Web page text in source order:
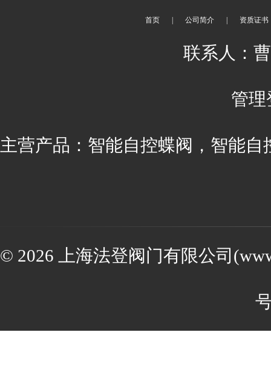
首页 公司简介 资质证书
联系人：
管理
主营产品：智能自控蝶阀，智能
© 2026 上海法登阀门有限公司